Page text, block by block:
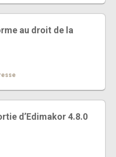
au droit de la
d’Edimakor 4.8.0